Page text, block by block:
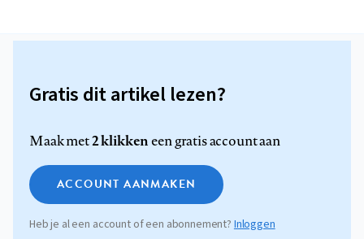
Gratis dit artikel lezen?
Maak met2 klikkeneen gratis account aan
ACCOUNT AANMAKEN
Heb je al een account of een abonnement? Inloggen